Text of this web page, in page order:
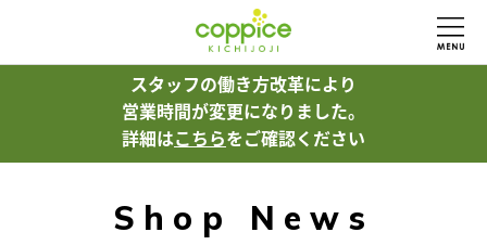
スタッフの働き方改革により
営業時間が変更になりました。
詳細はこちらをご確認ください
Shop News